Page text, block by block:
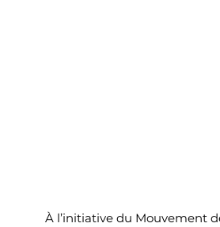
À l’initiative du Mouvement